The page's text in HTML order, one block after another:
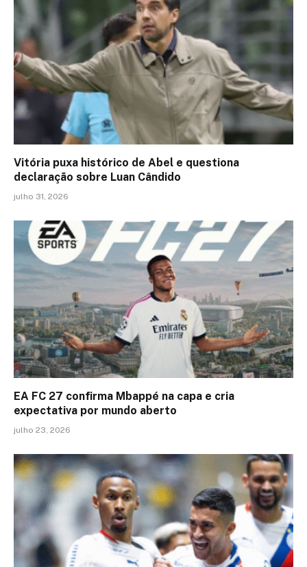
Vitória puxa histórico de Abel e questiona
declaração sobre Luan Cândido
julho 31, 2026
EA FC 27 confirma Mbappé na capa e cria
expectativa por mundo aberto
julho 23, 2026